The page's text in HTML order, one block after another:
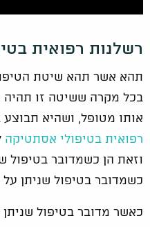
רשלנות רפואית
תהא אשר תהא שיטת
בכל מקרה ששיטה זו
אותו מטופל, ושהיא תבוצע
רפואית בטיפולי אסתטיקה
וזאת הן כשמדובר בטיפול
כשמדובר בטיפול שניתן
כאשר מדובר בטיפול שניתן